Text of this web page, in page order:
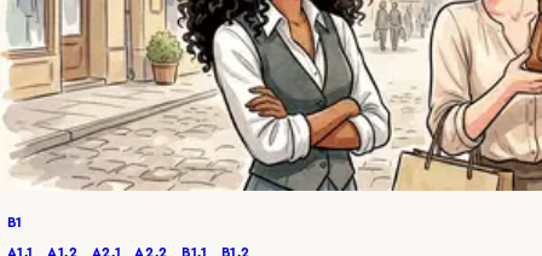
B1
A1.1 A1.2 A2.1 A2.2 B1.1 B1.2